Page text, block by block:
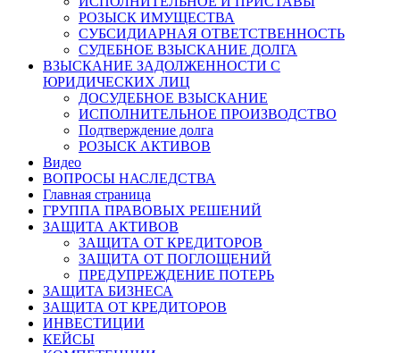
РОЗЫСК ИМУЩЕСТВА
СУБСИДИАРНАЯ ОТВЕТСТВЕННОСТЬ
СУДЕБНОЕ ВЗЫСКАНИЕ ДОЛГА
ВЗЫСКАНИЕ ЗАДОЛЖЕННОСТИ С
ЮРИДИЧЕСКИХ ЛИЦ
ДОСУДЕБНОЕ ВЗЫСКАНИЕ
ИСПОЛНИТЕЛЬНОЕ ПРОИЗВОДСТВО
Подтверждение долга
РОЗЫСК АКТИВОВ
Видео
ВОПРОСЫ НАСЛЕДСТВА
Главная страница
ГРУППА ПРАВОВЫХ РЕШЕНИЙ
ЗАЩИТА АКТИВОВ
ЗАЩИТА ОТ КРЕДИТОРОВ
ЗАЩИТА ОТ ПОГЛОЩЕНИЙ
ПРЕДУПРЕЖДЕНИЕ ПОТЕРЬ
ЗАЩИТА БИЗНЕСА
ЗАЩИТА ОТ КРЕДИТОРОВ
ИНВЕСТИЦИИ
КЕЙСЫ